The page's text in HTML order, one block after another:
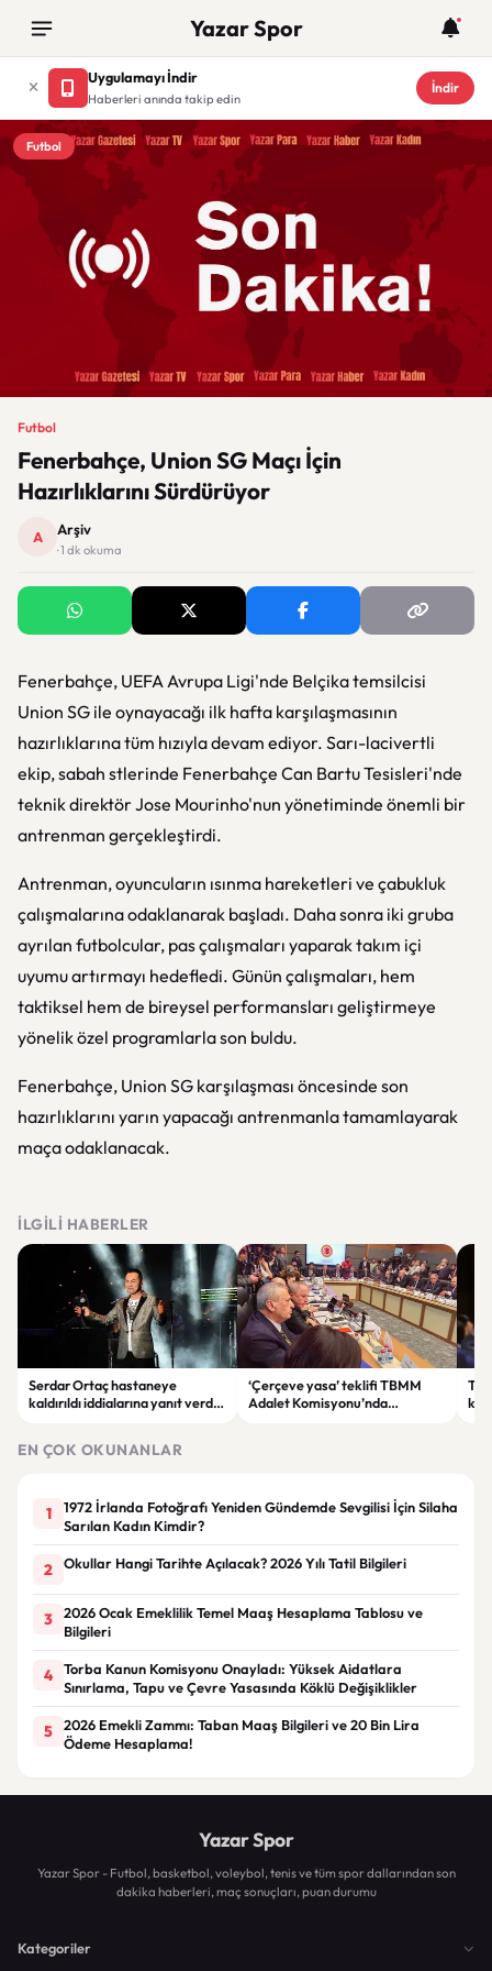
Yazar Spor
Uygulamayı İndir
Haberleri anında takip edin
İndir
Futbol
Futbol
Fenerbahçe, Union SG Maçı İçin
Hazırlıklarını Sürdürüyor
A Arşiv
· 1 dk okuma
Fenerbahçe, UEFA Avrupa Ligi'nde Belçika temsilcisi
Union SG ile oynayacağı ilk hafta karşılaşmasının
hazırlıklarına tüm hızıyla devam ediyor. Sarı-lacivertli
ekip, sabah stlerinde Fenerbahçe Can Bartu Tesisleri'nde
teknik direktör Jose Mourinho'nun yönetiminde önemli bir
antrenman gerçekleştirdi.
Antrenman, oyuncuların ısınma hareketleri ve çabukluk
çalışmalarına odaklanarak başladı. Daha sonra iki gruba
ayrılan futbolcular, pas çalışmaları yaparak takım içi
uyumu artırmayı hedefledi. Günün çalışmaları, hem
taktiksel hem de bireysel performansları geliştirmeye
yönelik özel programlarla son buldu.
Fenerbahçe, Union SG karşılaşması öncesinde son
hazırlıklarını yarın yapacağı antrenmanla tamamlayarak
maça odaklanacak.
İLGILI HABERLER
Serdar Ortaç hastaneye
kaldırıldı iddialarına yanıt verdi:
‘Çerçeve yasa’ teklifi TBMM
Adalet Komisyonu’nda
EN ÇOK OKUNANLAR
1
1972 İrlanda Fotoğrafı Yeniden Gündemde Sevgilisi İçin Silaha
Sarılan Kadın Kimdir?
2 Okullar Hangi Tarihte Açılacak? 2026 Yılı Tatil Bilgileri
3
2026 Ocak Emeklilik Temel Maaş Hesaplama Tablosu ve
Bilgileri
4
Torba Kanun Komisyonu Onayladı: Yüksek Aidatlara
Sınırlama, Tapu ve Çevre Yasasında Köklü Değişiklikler
5
2026 Emekli Zammı: Taban Maaş Bilgileri ve 20 Bin Lira
Ödeme Hesaplama!
Yazar Spor
Yazar Spor - Futbol, basketbol, voleybol, tenis ve tüm spor dallarından son
dakika haberleri, maç sonuçları, puan durumu
Kategoriler